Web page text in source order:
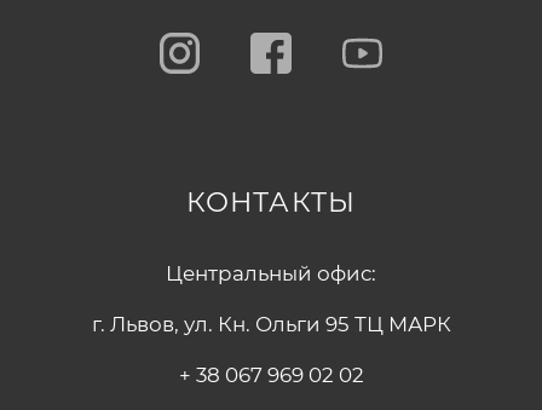
КОНТАКТЫ
Центральный офис:
г. Львов, ул. Кн. Ольги 95 ТЦ МАРК
+ 38 067 969 02 02